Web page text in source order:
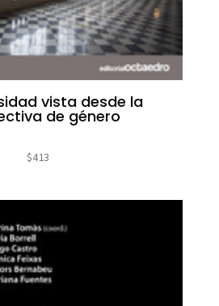
vista desde la
de género
$413